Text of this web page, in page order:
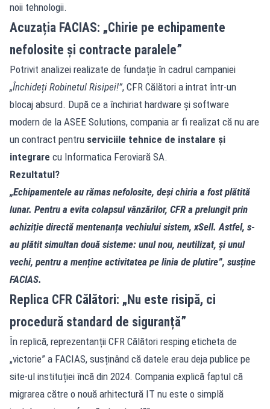
noii tehnologii.
Acuzația FACIAS: „Chirie pe echipamente
nefolosite și contracte paralele”
Potrivit analizei realizate de fundație în cadrul campaniei
„Închideți Robinetul Risipei!”, CFR Călători a intrat într-un
blocaj absurd. După ce a închiriat hardware și software
modern de la ASEE Solutions, compania ar fi realizat că nu are
un contract pentru serviciile tehnice de instalare și
integrare cu Informatica Feroviară SA.
Rezultatul?
„Echipamentele au rămas nefolosite, deși chiria a fost plătită
lunar. Pentru a evita colapsul vânzărilor, CFR a prelungit prin
achiziție directă mentenanța vechiului sistem, xSell. Astfel, s-
au plătit simultan două sisteme: unul nou, neutilizat, și unul
vechi, pentru a menține activitatea pe linia de plutire”, susține
FACIAS.
Replica CFR Călători: „Nu este risipă, ci
procedură standard de siguranță”
În replică, reprezentanții CFR Călători resping eticheta de
„victorie” a FACIAS, susținând că datele erau deja publice pe
site-ul instituției încă din 2024. Compania explică faptul că
migrarea către o nouă arhitectură IT nu este o simplă